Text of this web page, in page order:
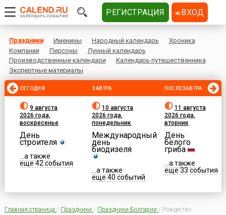
Праздники Именины Народный календарь
Хроника
Компании
Персоны
Лунный календарь
Производственные календари
Календарь путешественника
Экспертные материалы
СЕГОДНЯ
9 августа
2026 года,
воскресенье
День
строителя
...а также
еще 42 события
ЗАВТРА
10 августа
2026 года,
понедельник
Международный
день
биодизеля
...а также
еще 40 событий
ПОСЛЕЗАВТРА
11 августа
2026 года,
вторник
День
белого
гриба
...а также
еще 33 события
Главная страница / Праздники / Праздники Болгарии / Рождество
РЕГИСТРАЦИЯ ВХОД